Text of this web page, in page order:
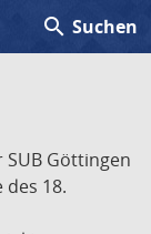
search Suchen
Göttingen
18.